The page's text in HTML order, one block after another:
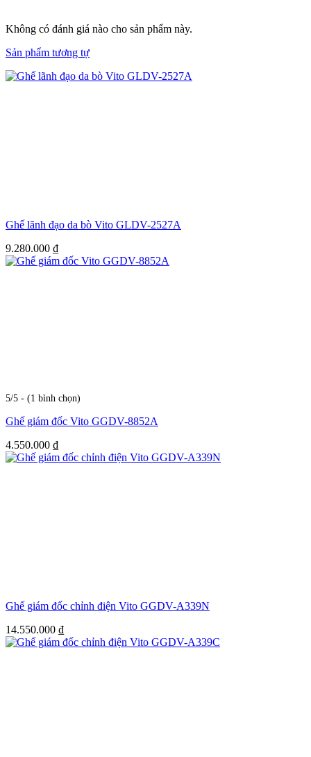
Không có đánh giá nào cho sản phẩm này.
Sản phẩm tương tự
Ghế lãnh đạo da bò Vito GLDV-2527A
9.280.000 ₫
5/5 - (1 bình chọn)
Ghế giám đốc Vito GGDV-8852A
4.550.000 ₫
Ghế giám đốc chỉnh điện Vito GGDV-A339N
14.550.000 ₫